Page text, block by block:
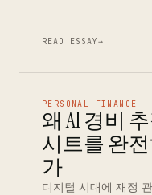
READ ESSAY→
PERSONAL FINANCE
왜 AI 경비
시트를 완
가
디지털 시대에 재정